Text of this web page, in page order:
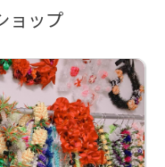
ョップ